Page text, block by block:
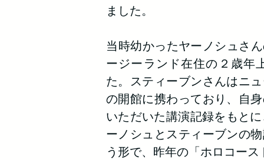
ました。
当時幼かったヤーノシュさ
ージーランド在住の２歳年
た。スティーブンさんはニ
の開館に携わっており、自
いただいた講演記録をもと
ーノシュとスティーブンの
う形で、昨年の「ホロコー